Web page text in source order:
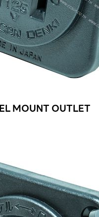
MOUNT OUTLET